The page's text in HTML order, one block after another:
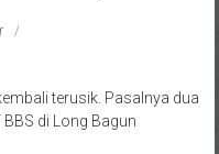
terusik. Pasalnya dua
di Long Bagun